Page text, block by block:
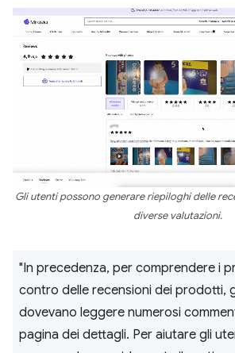
Gli utenti possono generare riepiloghi delle
diverse valutazioni.
"In precedenza, per comprendere i
contro delle recensioni dei prodotti,
dovevano leggere numerosi
pagina dei dettagli. Per aiutare gli